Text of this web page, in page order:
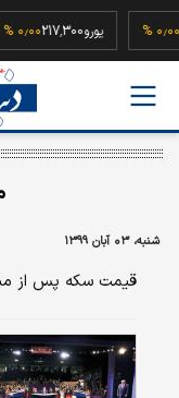
۰٫۰۰ % یورو217,300
شنبه، ۰۳ آبان ۱۳۹۹
قیمت سکه پس از